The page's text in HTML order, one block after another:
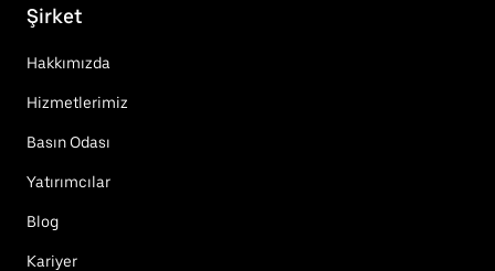
Şirket
Hakkımızda
Hizmetlerimiz
Basın Odası
Yatırımcılar
Blog
Kariyer